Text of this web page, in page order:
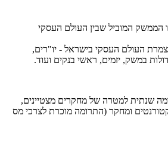
הממשק המוביל שבין העולם העסקי
צמרת העולם העסקי בישראל - יו"רים,
במשק, יזמים, ראשי בנקים ועוד.
שנתית למטרה של מחקרים מצטיינים,
ומחקר (התרומה מוכרת לצרכי מס